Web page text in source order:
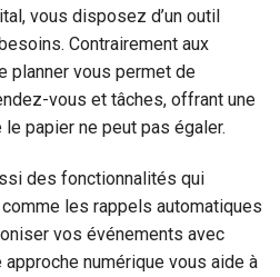
vous disposez d’un outil
Contrairement aux
planner vous permet de
vous et tâches, offrant une
papier ne peut pas égaler.
des fonctionnalités qui
les rappels automatiques
vos événements avec
approche numérique vous aide à